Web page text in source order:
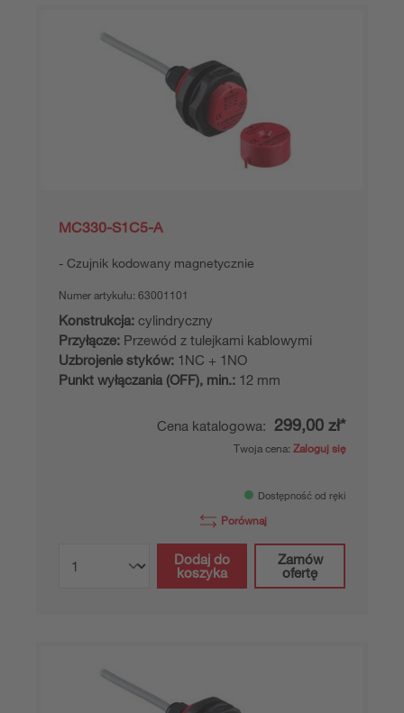
MC330-S1C5-A
Czujnik kodowany magnetycznie
Numer artykułu: 63001101
Konstrukcja: cylindryczny
Przyłącze: Przewód z tulejkami kablowymi
Uzbrojenie styków: 1NC + 1NO
Punkt wyłączania (OFF), min.: 12 mm
Cena katalogowa: 299,00 zł*
Twoja cena: Zaloguj się
Dostępność od ręki
Porównaj
Dodaj do
koszyka
Zamów
ofertę